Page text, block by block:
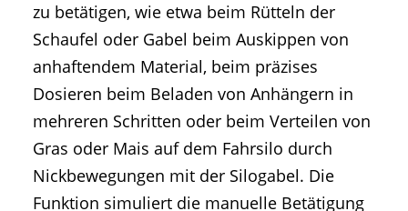
zu betätigen, wie etwa beim Rütteln der
Schaufel oder Gabel beim Auskippen von
anhaftendem Material, beim präzises
Dosieren beim Beladen von Anhängern in
mehreren Schritten oder beim Verteilen von
Gras oder Mais auf dem Fahrsilo durch
Nickbewegungen mit der Silogabel. Die
Funktion simuliert die manuelle Betätigung